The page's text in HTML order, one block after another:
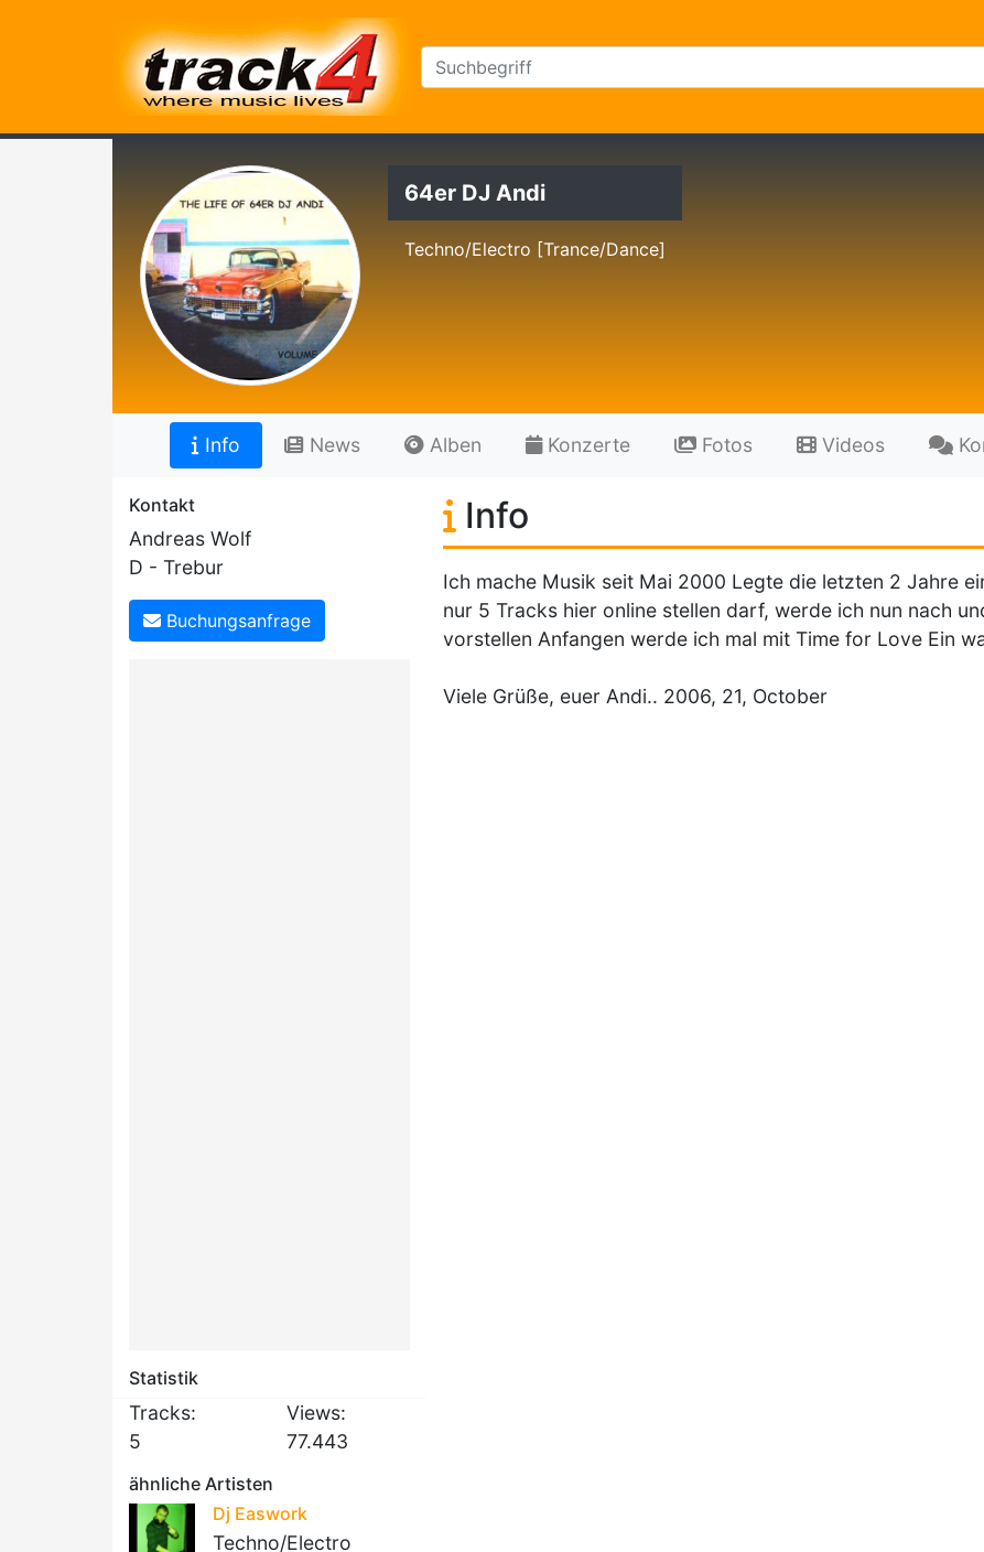
64er DJ Andi
Techno/Electro [Trance/Dance]
Info News Alben Konzerte Fotos Videos
Kontakt
Andreas Wolf
D - Trebur
Buchungsanfrage
Statistik
Tracks:
5
Views:
77.443
ähnliche Artisten
Dj Easwork
Techno/Electro
Info
Ich mache Musik seit Mai 2000 Legte die letzten 2 Jahre
nur 5 Tracks hier online stellen darf, werde ich nun nach
vorstellen Anfangen werde ich mal mit Time for Love Ein
Viele Grüße, euer Andi.. 2006, 21, October